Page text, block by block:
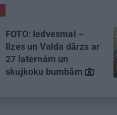
FOTO: Iedvesmai –
Ilzes un Valda dārzs ar
27 laternām un
skujkoku bumbām